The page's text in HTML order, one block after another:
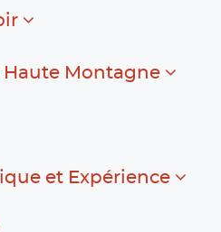
Montagne
et Expérience